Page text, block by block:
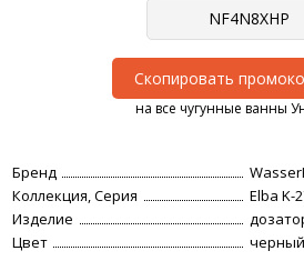
Скопировать
на все чугунные ванны
Бренд
Коллекция, Серия
Elba K-
Изделие
Цвет
черный